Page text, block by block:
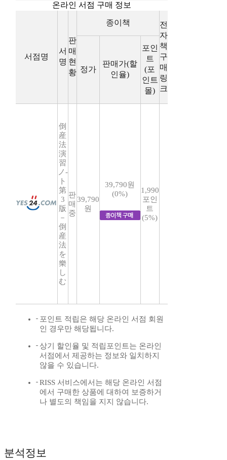
온라인 서점 구매 정보
서점명
서
명
판
매
현
황
종이책
전
자
책
구
매
링
크
정가
판매가(할
인율)
포인
트
(포
인트
몰)
倒
産
法
演
習
ノ-
ト
第
3
版
－
倒
産
法
を
樂
し
む
판
매
중
39,790
원
39,790원
(0%)
1,990
포인
트
(5%)
포인트 적립은 해당 온라인 서점 회원
인 경우만 해당됩니다.
상기 할인율 및 적립포인트는 온라인
서점에서 제공하는 정보와 일치하지
않을 수 있습니다.
RISS 서비스에서는 해당 온라인 서점
에서 구매한 상품에 대하여 보증하거
나 별도의 책임을 지지 않습니다.
분석정보